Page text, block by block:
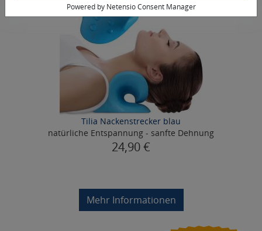
Powered by Netensio Consent Manager
Tilia Nackenstrecker blau
natürliche Entspannung - sanfte Dehnung
24,90 €
Mehr Informationen